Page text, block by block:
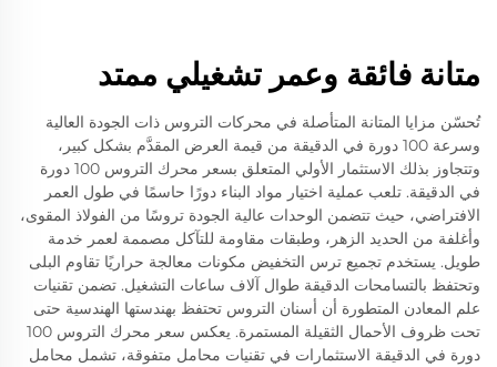
متانة فائقة وعمر تشغيلي ممتد
تُحسّن مزايا المتانة المتأصلة في محركات التروس ذات الجودة العالية
وسرعة 100 دورة في الدقيقة من قيمة العرض المقدَّم بشكل كبير،
وتتجاوز بذلك الاستثمار الأولي المتعلق بسعر محرك التروس 100 دورة
في الدقيقة. تلعب عملية اختيار مواد البناء دورًا حاسمًا في طول العمر
الافتراضي، حيث تتضمن الوحدات عالية الجودة تروسًا من الفولاذ المقوى،
وأغلفة من الحديد الزهر، وطبقات مقاومة للتآكل مصممة لعمر خدمة
طويل. يستخدم تجميع ترس التخفيض مكونات معالجة حراريًا تقاوم البلى
وتحتفظ بالتسامحات الدقيقة طوال آلاف ساعات التشغيل. تضمن تقنيات
علم المعادن المتطورة أن أسنان التروس تحتفظ بهندستها الهندسية حتى
تحت ظروف الأحمال الثقيلة المستمرة. يعكس سعر محرك التروس 100
دورة في الدقيقة الاستثمارات في تقنيات محامل متفوقة، تشمل محامل